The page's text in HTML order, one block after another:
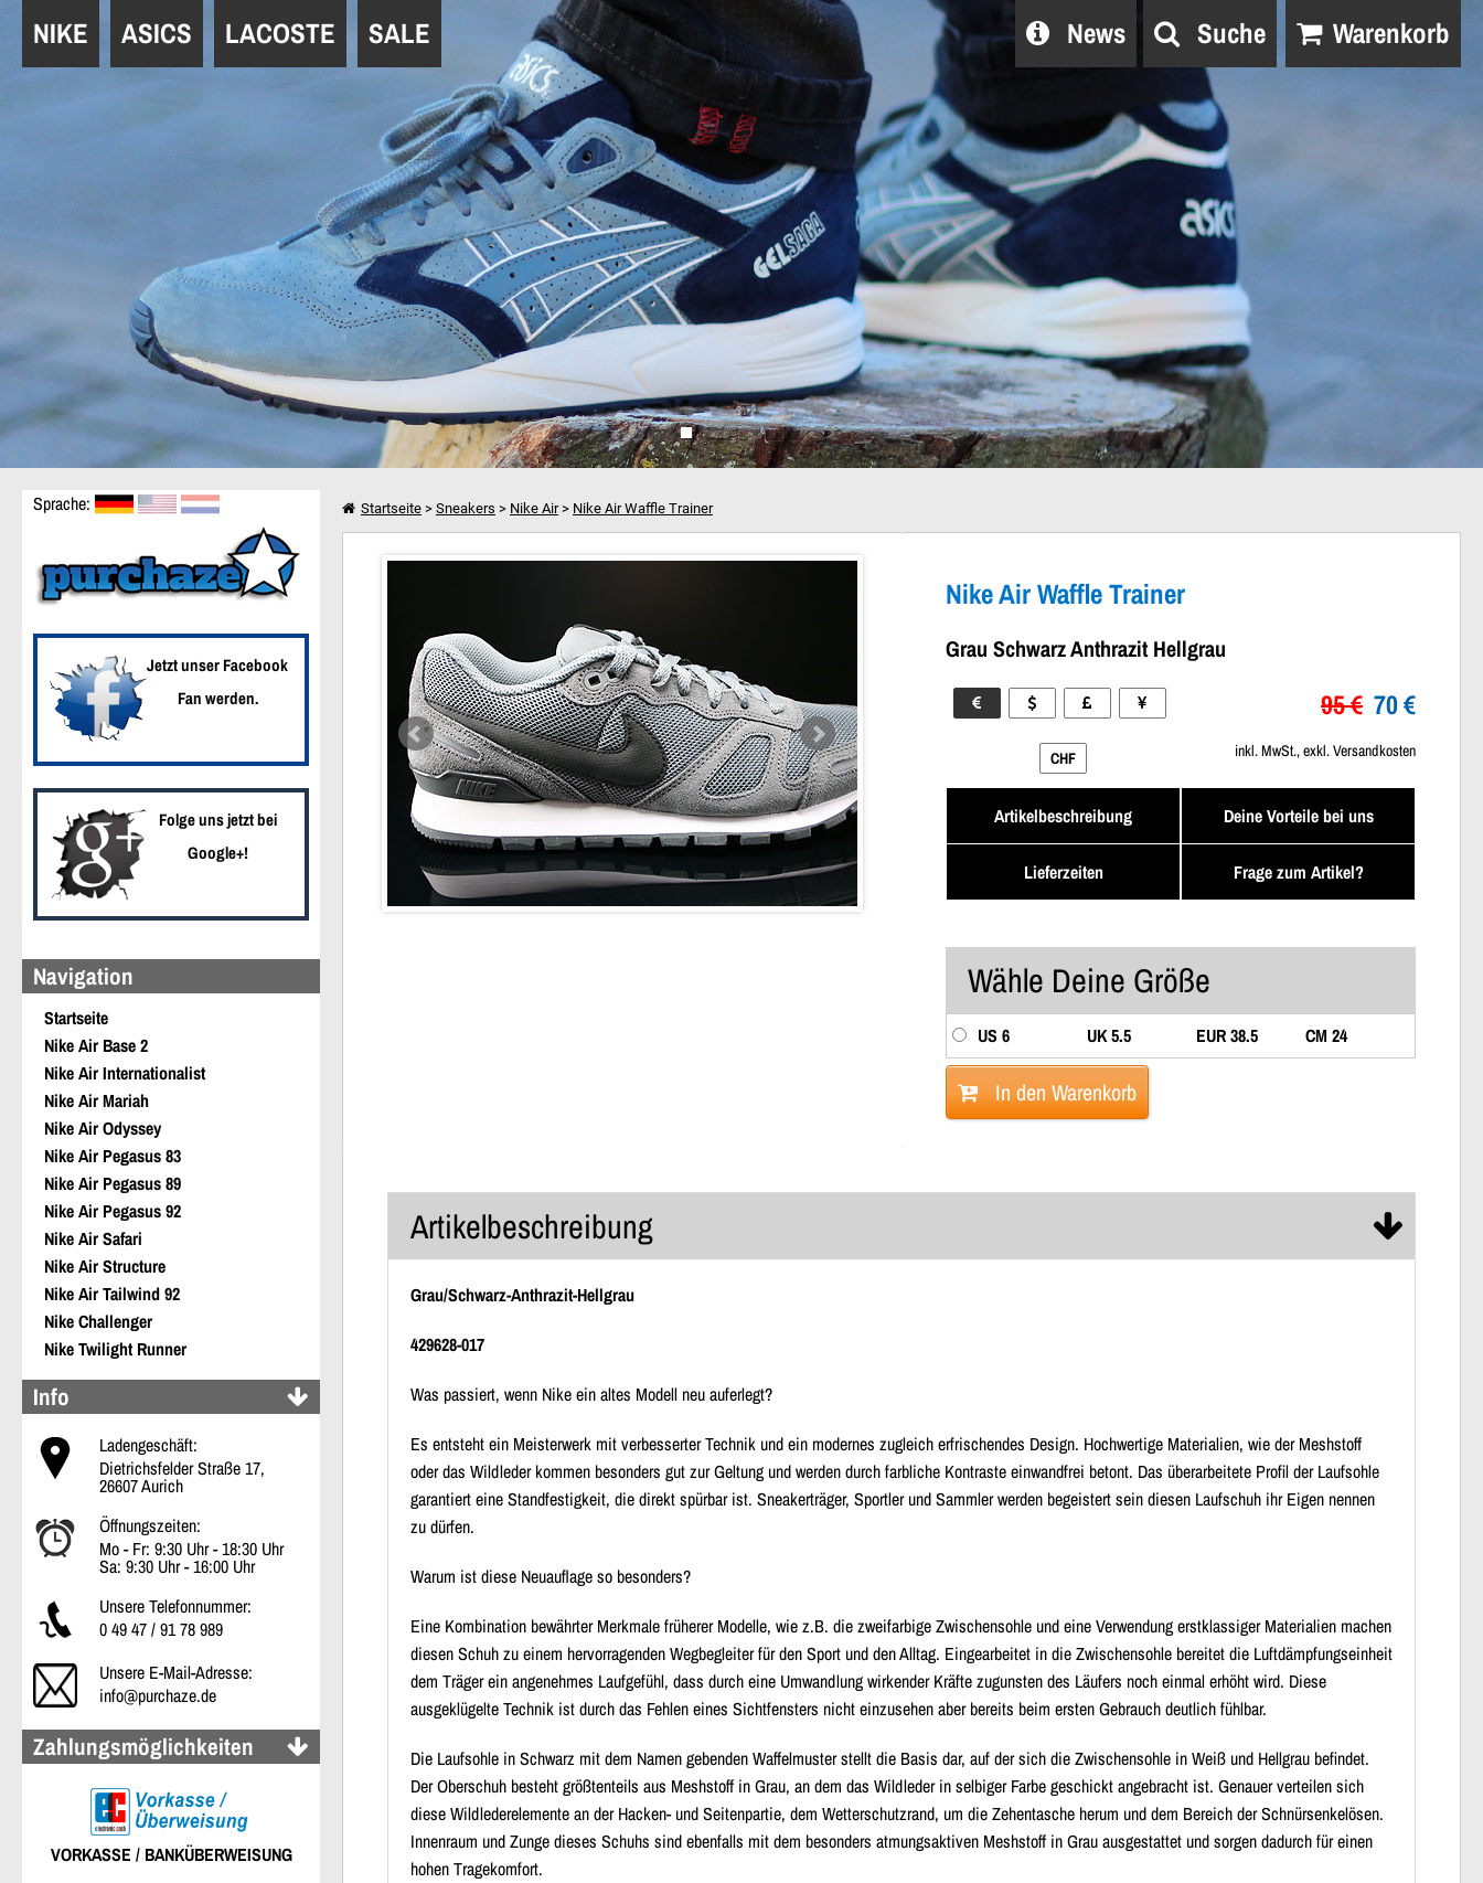
NIKE ASICS LACOSTE SALE News Suche Warenkorb
Dein Warenkorb ist leer!
Weiter einkaufen
Sprache:
Jetzt unser Facebook
Fan werden.
Folge uns jetzt bei
Google+!
Navigation
Startseite
Nike Air Base 2
Nike Air Internationalist
Nike Air Mariah
Nike Air Odyssey
Nike Air Pegasus 83
Nike Air Pegasus 89
Nike Air Pegasus 92
Nike Air Safari
Nike Air Structure
Nike Air Tailwind 92
Nike Challenger
Nike Twilight Runner
Info
Ladengeschäft:
Dietrichsfelder Straße 17,
26607 Aurich
Öffnungszeiten:
Mo - Fr: 9:30 Uhr - 18:30 Uhr
Sa: 9:30 Uhr - 16:00 Uhr
Unsere Telefonnummer:
0 49 47 / 91 78 989
Unsere E-Mail-Adresse:
info@purchaze.de
Zahlungsmöglichkeiten
VORKASSE / BANKÜBERWEISUNG
Startseite > Sneakers > Nike Air> Nike Air Waffle Trainer
Nike Air Waffle Trainer Grau Schwarz Anthrazit Hellgrau
Nike Air Waffle Trainer
Grau Schwarz Anthrazit Hellgrau
CHF
95 € 70 €
inkl. MwSt., exkl. Versandkosten
Artikelbeschreibung
Lieferzeiten
Deine Vorteile bei uns
Frage zum Artikel?
Wähle Deine Größe
US 6 UK 5.5 EUR 38.5 CM 24
In den Warenkorb
Artikelbeschreibung
Grau/Schwarz-Anthrazit-Hellgrau
429628-017
Was passiert, wenn Nike ein altes Modell neu auferlegt?
Es entsteht ein Meisterwerk mit verbesserter Technik und ein modernes zugleich erfrischendes Design. Hochwertige Materialien, wie der Meshstoff
oder das Wildleder kommen besonders gut zur Geltung und werden durch farbliche Kontraste einwandfrei betont. Das überarbeitete Profil der Laufsohle
garantiert eine Standfestigkeit, die direkt spürbar ist. Sneakerträger, Sportler und Sammler werden begeistert sein diesen Laufschuh ihr Eigen nennen
zu dürfen.
Warum ist diese Neuauflage so besonders?
Eine Kombination bewährter Merkmale früherer Modelle, wie z.B. die zweifarbige Zwischensohle und eine Verwendung erstklassiger Materialien machen
diesen Schuh zu einem hervorragenden Wegbegleiter für den Sport und den Alltag. Eingearbeitet in die Zwischensohle bereitet die Luftdämpfungseinheit
dem Träger ein angenehmes Laufgefühl, dass durch eine Umwandlung wirkender Kräfte zugunsten des Läufers noch einmal erhöht wird. Diese
ausgeklügelte Technik ist durch das Fehlen eines Sichtfensters nicht einzusehen aber bereits beim ersten Gebrauch deutlich fühlbar.
Die Laufsohle in Schwarz mit dem Namen gebenden Waffelmuster stellt die Basis dar, auf der sich die Zwischensohle in Weiß und Hellgrau befindet.
Der Oberschuh besteht größtenteils aus Meshstoff in Grau, an dem das Wildleder in selbiger Farbe geschickt angebracht ist. Genauer verteilen sich
diese Wildlederelemente an der Hacken- und Seitenpartie, dem Wetterschutzrand, um die Zehentasche herum und dem Bereich der Schnürsenkelösen.
Innenraum und Zunge dieses Schuhs sind ebenfalls mit dem besonders atmungsaktiven Meshstoff in Grau ausgestattet und sorgen dadurch für einen
hohen Tragekomfort.